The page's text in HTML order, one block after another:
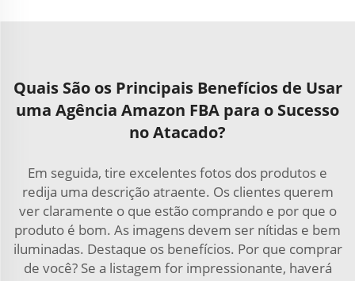
Quais São os Principais Benefícios de Usar
uma Agência Amazon FBA para o Sucesso
no Atacado?
Em seguida, tire excelentes fotos dos produtos e
redija uma descrição atraente. Os clientes querem
ver claramente o que estão comprando e por que o
produto é bom. As imagens devem ser nítidas e bem
iluminadas. Destaque os benefícios. Por que comprar
de você? Se a listagem for impressionante, haverá